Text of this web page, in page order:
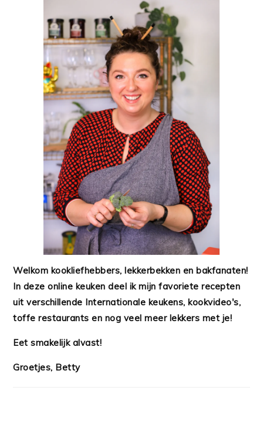
Welkom kookliefhebbers, lekkerbekken en bakfanaten!
In deze online keuken deel ik mijn favoriete recepten
uit verschillende Internationale keukens, kookvideo's,
toffe restaurants en nog veel meer lekkers met je!
Eet smakelijk alvast!
Groetjes, Betty